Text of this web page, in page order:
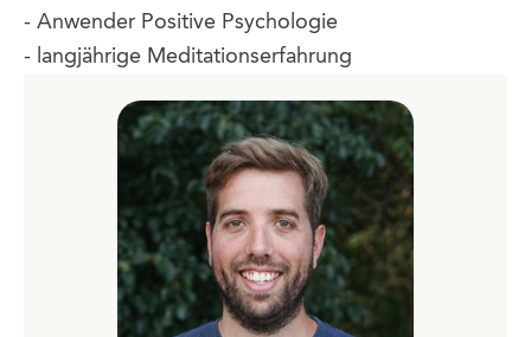
- Anwender Positive Psychologie
- langjährige Meditationserfahrung